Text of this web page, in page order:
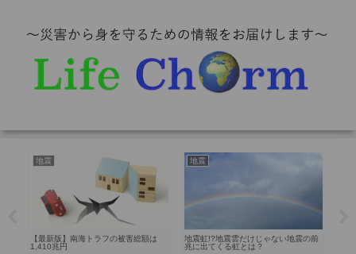
コラム
通信系の災害対策に格安SIMを活用し
よう
地震
南海トラフ地震は過去にも発生してい
た！歴史に残される多くの巨大地震と